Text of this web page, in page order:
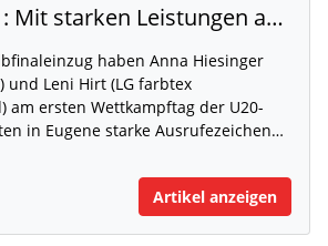
Eugene Tag 1: Mit starken Leistungen auf der WM-Bühne
haben Anna Hiesinger
und Leni Hirt (LG farbtex
am ersten Wettkampftag der U20-
in Eugene starke Ausrufezeichen…
Artikel anzeigen